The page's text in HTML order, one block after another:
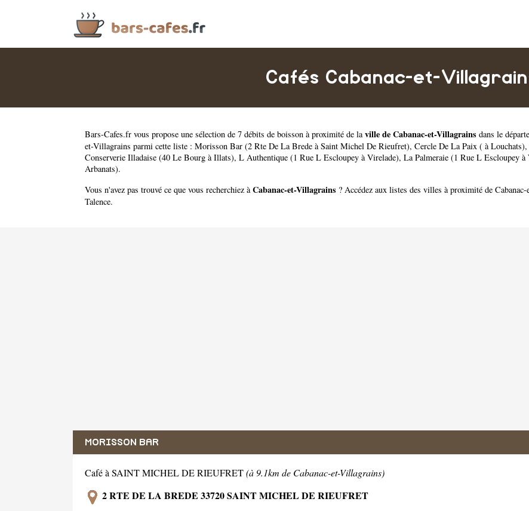
Cafés Cabanac-et-
Bars-Cafes.fr vous propose une sélection de 7 débits de boisson à proximité de laville de Cabanac-et-Villagrains dans le
et-Villagrains parmi cette liste : Morisson Bar (2 Rte De La Brede à Saint Michel De Rieufret), Cercle De La Paix ( à Louchats),
Conserverie Illadaise (40 Le Bourg à Illats), L Authentique (1 Rue L Escloupey à Virelade), La Palmeraie (1 Rue L Escloupey à
Arbanats).
Vous n'avez pas trouvé ce que vous recherchiez à Cabanac-et-Villagrains ? Accédez aux listes des villes à proximité de
Talence.
MORISSON BAR
Café à SAINT MICHEL DE RIEUFRET(à 9.1km de Cabanac-et-Villagrains)
2 RTE DE LA BREDE 33720 SAINT MICHEL DE RIEUFRET